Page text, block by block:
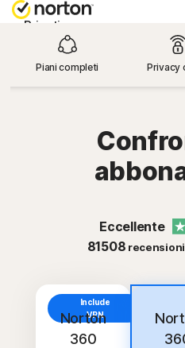
Privati
Piccole aziende
Provalo gratis
Accedi
Piani completi Privacy
Eccellente
81508
Include
VPN
Norton
360